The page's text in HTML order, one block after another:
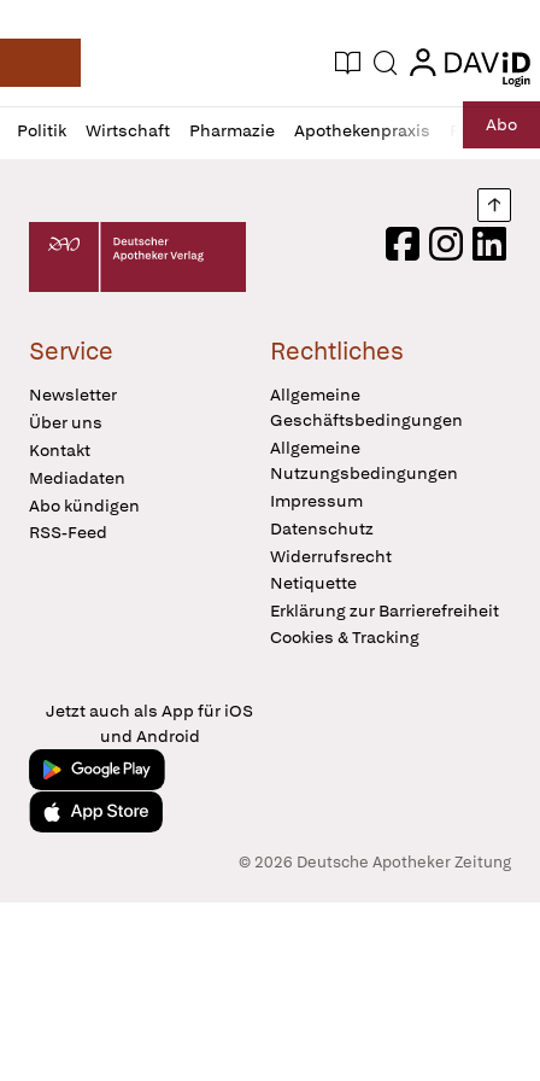
Deutsche Apotheker Zeitung
Aktuelle Ausgabe
Suche login
login
Politik Wirtschaft Pharmazie Apothekenpraxis RechtAbo
Profil
öffnen
Daz
Pur
Deutscher Apotheker Verlag Logo
FacebookInstagram
Service
Newsletter
Über uns
Kontakt
Mediadaten
Abo kündigen
RSS-Feed
Rechtliches
Allgemeine
Geschäftsbedingungen
Allgemeine
Nutzungsbedingungen
Impressum
Datenschutz
Widerrufsrecht
Netiquette
Erklärung zur Barrierefreiheit
Cookies & Tracking
Jetzt auch als App für iOS
und Android
Jetzt bei Google Play
Laden im App Store
© 2026 Deutsche Apotheker Zeitung